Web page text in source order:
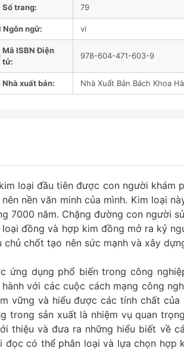
Số trang: 79
Ngôn ngữ: vi
Mã ISBN Điện
tử:
978-604-471-603-9
Nhà xuất bản: Nhà Xuất Bản Bách Khoa
loại đầu tiên được con người khám
nền văn minh của mình. Kim loại
7000 năm. Chặng đường con người
đồng và hợp kim đồng mở ra kỷ
chốt tạo nên sức mạnh và xây
ứng dụng phổ biến trong công
với các cuộc cách mạng công
vững và hiểu được các tính chất
trong sản xuất là nhiệm vụ quan
thiệu và đưa ra những hiểu biết về
có thể phân loại và lựa chọn hợp